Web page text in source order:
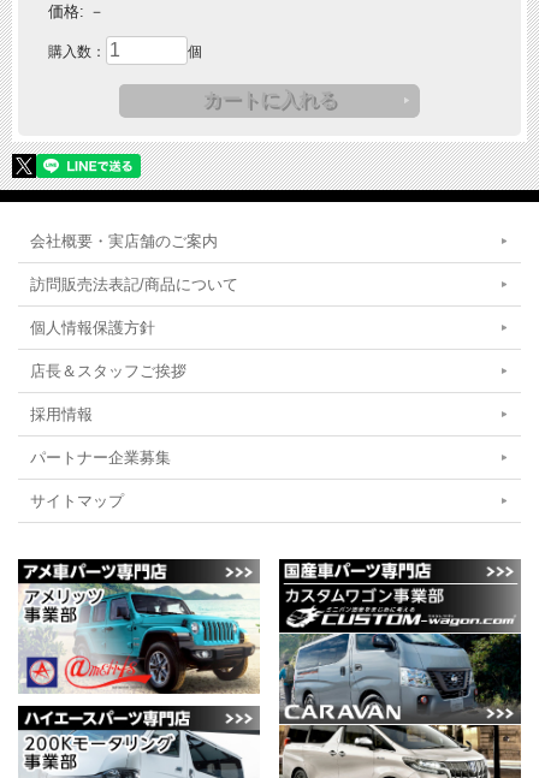
価格: －
購入数： 個
会社概要・実店舗のご案内
訪問販売法表記/商品について
個人情報保護方針
店長＆スタッフご挨拶
採用情報
パートナー企業募集
サイトマップ